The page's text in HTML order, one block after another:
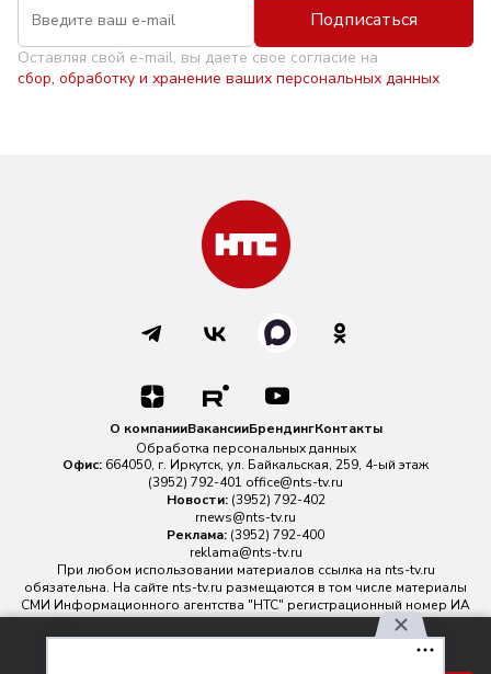
Подписаться
Оставляя свой e-mail, вы даете свое согласие на
сбор, обработку и хранение ваших персональных данных
О компанииВакансииБрендингКонтакты
Обработка персональных данных
Офис: 664050, г. Иркутск, ул. Байкальская, 259, 4-ый этаж
(3952) 792-401 office@nts-tv.ru
Новости: (3952) 792-402
rnews@nts-tv.ru
Реклама: (3952) 792-400
reklama@nts-tv.ru
При любом использовании материалов ссылка на nts-tv.ru
обязательна. На сайте nts-tv.ru размещаются в том числе материалы
СМИ Информационного агентства "НТС" регистрационный номер ИА
№ ФС 77 - 88763 зарегистрировано Федеральной службой по
надзору в сфере связи, информационных технологий и массовых